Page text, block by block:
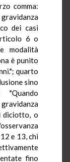
comma:
dei casi
6 o
modalità
è punito
quarto
sino
diciotto, o
e 13, chi
fino